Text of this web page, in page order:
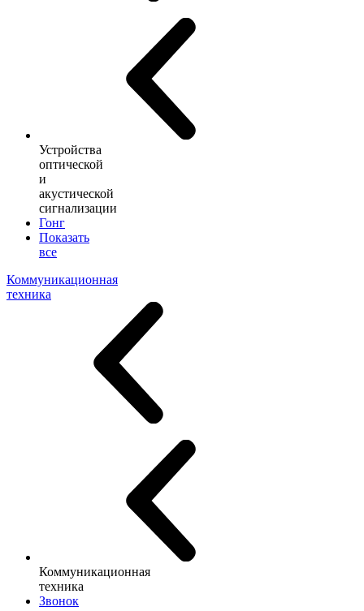
Устройства
оптической
и
акустической
сигнализации
Гонг
Показать
все
Коммуникационная
техника
Коммуникационная
техника
Звонок